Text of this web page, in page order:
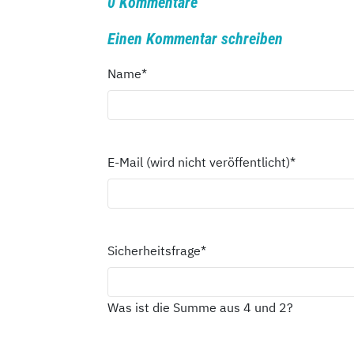
Einen Kommentar schreiben
Name*
E-Mail (wird nicht veröffentlicht)*
Sicherheitsfrage*
Was ist die Summe aus 4 und 2?